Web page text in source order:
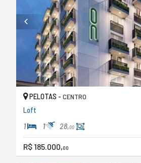
PELOTAS - CENTRO
Loft
1 1 28,00
R$ 185.000,00